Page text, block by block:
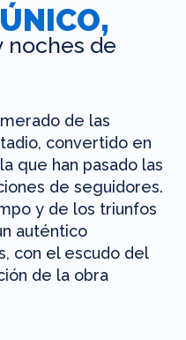
noches de
de las
convertido en
que han pasado las
de seguidores.
y de los triunfos
auténtico
con el escudo del
de la obra